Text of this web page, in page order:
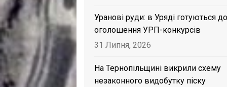
Уранові руди: в Уряді готуються до
оголошення УРП-конкурсів
31 Липня, 2026
На Тернопільщині викрили схему
незаконного видобутку піску